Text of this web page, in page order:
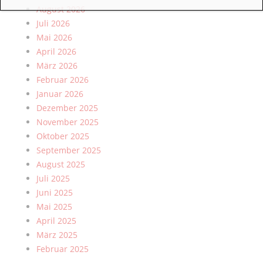
August 2026
Juli 2026
Mai 2026
April 2026
März 2026
Februar 2026
Januar 2026
Dezember 2025
November 2025
Oktober 2025
September 2025
August 2025
Juli 2025
Juni 2025
Mai 2025
April 2025
März 2025
Februar 2025